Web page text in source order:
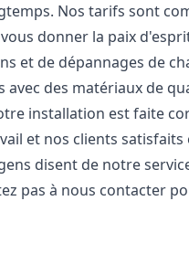
Nos tarifs sont
donner la paix
et de dépannages de
avec des matériaux de
installation est faite
et nos clients satisfaits
disent de notre
pas à nous contacter